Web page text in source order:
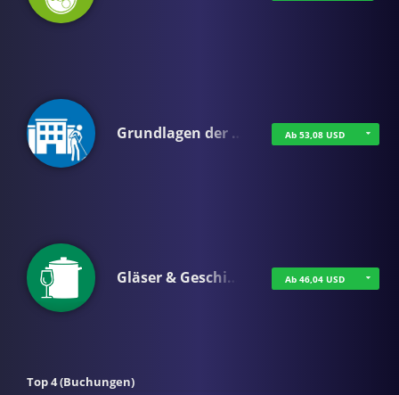
Grundlagen der … Ab 53,08 USD
Gläser & Geschi… Ab 46,04 USD
Top 4 (Buchungen)